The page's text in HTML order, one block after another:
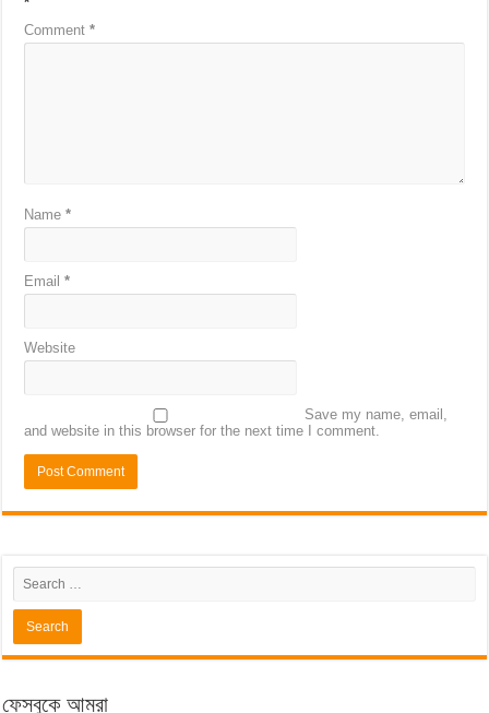
Comment*
Name*
Email*
Website
Save my name, email,
and website in this browser for the next time I comment.
ফেসবুকে আমরা